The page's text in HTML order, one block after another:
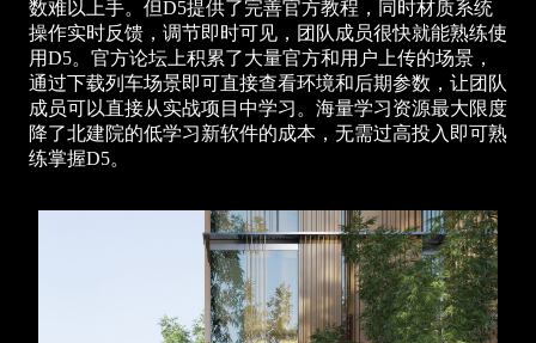
数难以上手。但D5提供了完善官方教程，同时材质系统
操作实时反馈，调节即时可见，团队成员很快就能熟练使
用D5。官方论坛上积累了大量官方和用户上传的场景，
通过下载列车场景即可直接查看环境和后期参数，让团队
成员可以直接从实战项目中学习。海量学习资源最大限度
降了北建院的低学习新软件的成本，无需过高投入即可熟
练掌握D5。